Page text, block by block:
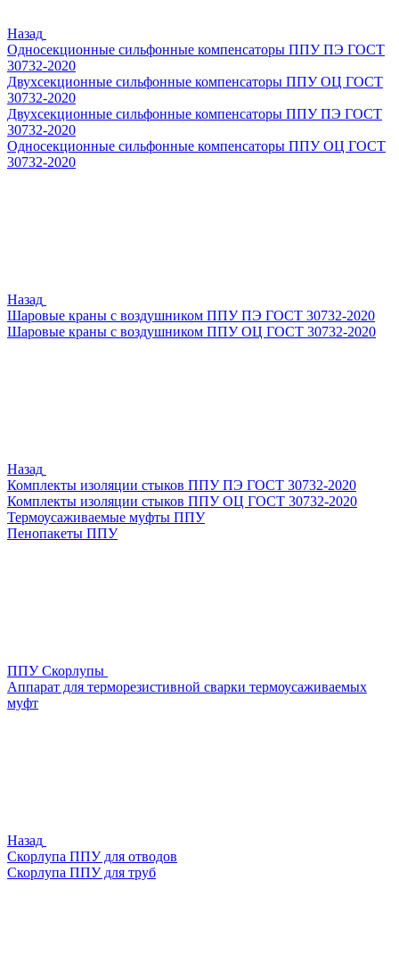
Назад
Односекционные сильфонные компенсаторы ППУ ПЭ ГОСТ
30732-2020
Двухсекционные сильфонные компенсаторы ППУ ОЦ ГОСТ
30732-2020
Двухсекционные сильфонные компенсаторы ППУ ПЭ ГОСТ
30732-2020
Односекционные сильфонные компенсаторы ППУ ОЦ ГОСТ
30732-2020
Назад
Шаровые краны с воздушником ППУ ПЭ ГОСТ 30732-2020
Шаровые краны с воздушником ППУ ОЦ ГОСТ 30732-2020
Назад
Комплекты изоляции стыков ППУ ПЭ ГОСТ 30732-2020
Комплекты изоляции стыков ППУ ОЦ ГОСТ 30732-2020
Термоусаживаемые муфты ППУ
Пенопакеты ППУ
ППУ Скорлупы
Аппарат для терморезистивной сварки термоусаживаемых
муфт
Назад
Скорлупа ППУ для отводов
Скорлупа ППУ для труб